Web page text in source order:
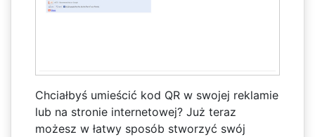
Chciałbyś umieścić kod QR w swojej reklamie
lub na stronie internetowej? Już teraz
możesz w łatwy sposób stworzyć swój